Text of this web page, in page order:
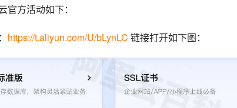
官方活动如下：
https://t.aliyun.com/U/bLynLC 链接打开如下图：